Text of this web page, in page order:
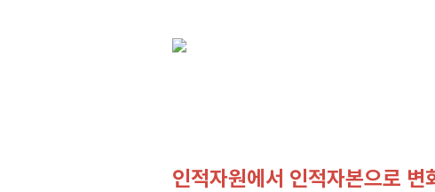
인적자원에서 인적자본으로 변